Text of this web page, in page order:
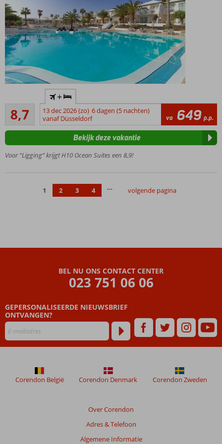
met prachtig
uitzicht
met
centrale
ligging in
Miniclub en
speeltuintje
voor de
Meerdere
Fijn: ook
All
mogelijk
8,7
Aanrader
170
beoordelingen
+
13 dec 2026 (zo) 6 dagen (5 nachten)
vanaf Düsseldorf
va 649 p.p.
Voor “Ligging” krijgt H10 Ocean Suites een 8,9!
Bekijk deze vakantie
1 2 3 4 … volgende pagina
BEL NU ONS CONTACT CENTER
023 751 06 06
GEPERSONALISEERDE NIEUWSBRIEF
ONTVANGEN?
Over Corendon
Adres & Telefoon
Algemene Informatie
Corendon België Corendon Denmark Corendon Zweden